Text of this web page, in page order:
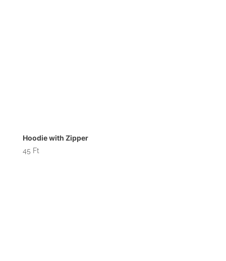
Hoodie with Zipper
45 Ft